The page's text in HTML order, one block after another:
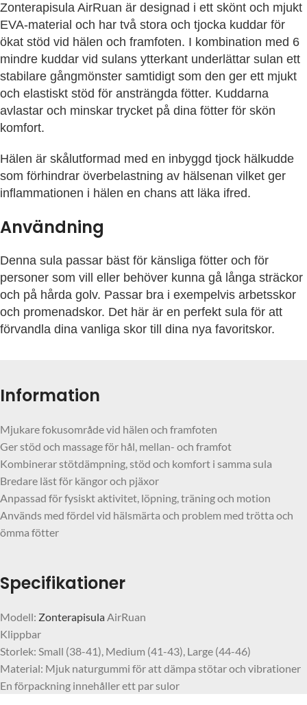
Zonterapisula AirRuan är designad i ett skönt och mjukt
EVA-material och har två stora och tjocka kuddar för
ökat stöd vid hälen och framfoten. I kombination med 6
mindre kuddar vid sulans ytterkant underlättar sulan ett
stabilare gångmönster samtidigt som den ger ett mjukt
och elastiskt stöd för ansträngda fötter. Kuddarna
avlastar och minskar trycket på dina fötter för skön
komfort.
Hälen är skålutformad med en inbyggd tjock hälkudde
som förhindrar överbelastning av hälsenan vilket ger
inflammationen i hälen en chans att läka ifred.
Användning
Denna sula passar bäst för känsliga fötter och för
personer som vill eller behöver kunna gå långa sträckor
och på hårda golv. Passar bra i exempelvis arbetsskor
och promenadskor. Det här är en perfekt sula för att
förvandla dina vanliga skor till dina nya favoritskor.
Information
Mjukare fokusområde vid hälen och framfoten
Ger stöd och massage för hål, mellan- och framfot
Kombinerar stötdämpning, stöd och komfort i samma sula
Bredare läst för kängor och pjäxor
Anpassad för fysiskt aktivitet, löpning, träning och motion
Används med fördel vid hälsmärta och problem med trötta och
ömma fötter
Specifikationer
Modell: ZonterapisulaAirRuan
Klippbar
Storlek: Small (38-41), Medium (41-43), Large (44-46)
Material: Mjuk naturgummi för att dämpa stötar och vibrationer
En förpackning innehåller ett par sulor